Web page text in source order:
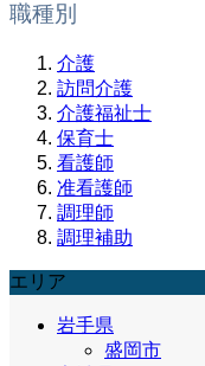
職種別
介護
訪問介護
介護福祉士
保育士
看護師
准看護師
調理師
調理補助
エリア
岩手県
盛岡市